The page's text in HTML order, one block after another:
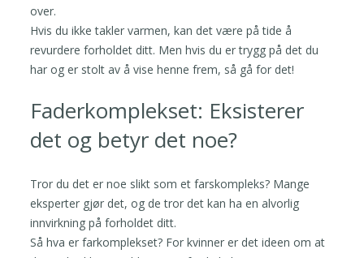
over.
Hvis du ikke takler varmen, kan det være på tide å
revurdere forholdet ditt. Men hvis du er trygg på det du
har og er stolt av å vise henne frem, så gå for det!
Faderkomplekset: Eksisterer
det og betyr det noe?
Tror du det er noe slikt som et farskompleks? Mange
eksperter gjør det, og de tror det kan ha en alvorlig
innvirkning på forholdet ditt.
Så hva er farkomplekset? For kvinner er det ideen om at